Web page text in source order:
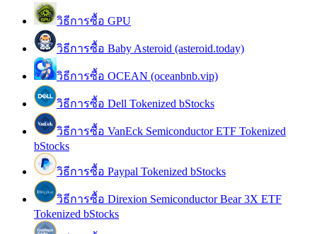
วิธีการซื้อ GPU
วิธีการซื้อ Baby Asteroid (asteroid.today)
วิธีการซื้อ OCEAN (oceanbnb.vip)
วิธีการซื้อ Dell Tokenized bStocks
วิธีการซื้อ VanEck Semiconductor ETF Tokenized
bStocks
วิธีการซื้อ Paypal Tokenized bStocks
วิธีการซื้อ Direxion Semiconductor Bear 3X ETF
Tokenized bStocks